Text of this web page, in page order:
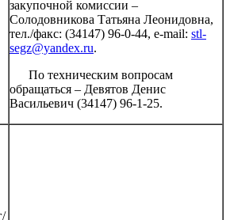
закупочной комиссии –
Солодовникова Татьяна Леонидовна,
тел./факс: (34147) 96-0-44, e-mail: stl-
segz@yandex.ru.
По техническим вопросам
обращаться – Девятов Денис
Васильевич (34147) 96-1-25.